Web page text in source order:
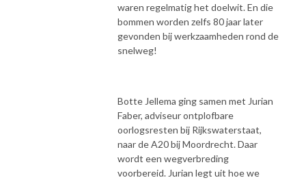
waren regelmatig het doelwit. En die
bommen worden zelfs 80 jaar later
gevonden bij werkzaamheden rond de
snelweg!
Botte Jellema ging samen met Jurian
Faber, adviseur ontplofbare
oorlogsresten bij Rijkswaterstaat,
naar de A20 bij Moordrecht. Daar
wordt een wegverbreding
voorbereid. Jurian legt uit hoe we